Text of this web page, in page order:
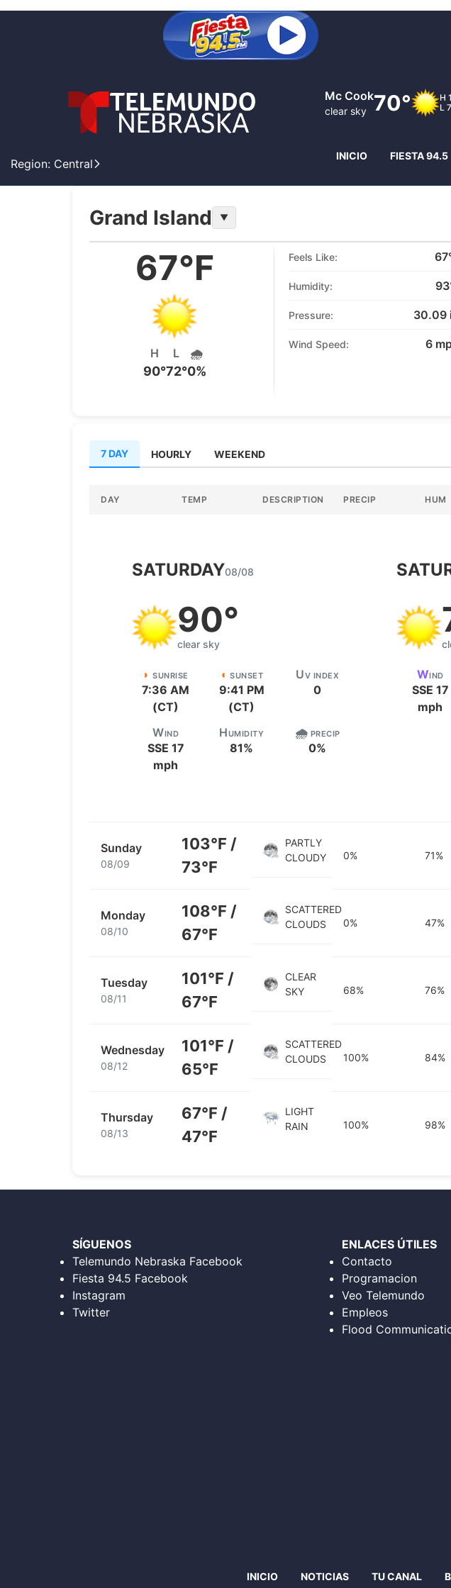
Region: Central
Lexington
clear sky 65° H
L
INICIO FIESTA 94.5
Grand Island ▼
67°F
H
90°
L
72°
🌧️
0%
Feels Like:
Humidity: 93
Pressure: 30.09
Wind Speed: 6
7 DAY HOURLY WEEKEND
DAY TEMP DESCRIPTION PRECIP HUM
SATURDAY08/08
90°
clear sky
◗ SUNRISE
7:36 AM
(CT)
◖ SUNSET
9:41 PM
(CT)
UV INDEX
0
WIND
SSE 17
mph
HUMIDITY
81%
🌧️ PRECIP
0%
WIND
SSE 17
mph
Sunday
08/09
103°F /
73°F
PARTLY
CLOUDY
0% 71%
Monday
08/10
108°F /
67°F
SCATTERED
CLOUDS
0% 47%
Tuesday
08/11
101°F /
67°F
CLEAR
SKY
68% 76%
Wednesday
08/12
101°F /
65°F
SCATTERED
CLOUDS
100% 84%
Thursday
08/13
67°F /
47°F
LIGHT
RAIN
100% 98%
SÍGUENOS
Telemundo Nebraska Facebook
Fiesta 94.5 Facebook
Instagram
Twitter
ENLACES ÚTILES
Contacto
Programacion
Veo Telemundo
Empleos
Flood
INICIO NOTICIAS TU CANAL